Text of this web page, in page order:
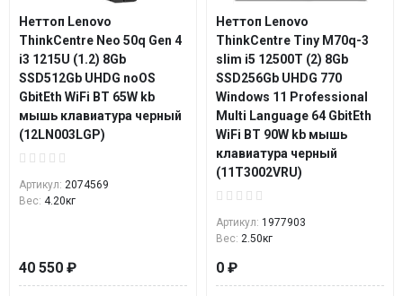
Неттоп Lenovo
ThinkCentre Neo 50q Gen 4
i3 1215U (1.2) 8Gb
SSD512Gb UHDG noOS
GbitEth WiFi BT 65W kb
мышь клавиатура черный
(12LN003LGP)
Артикул: 2074569
Вес: 4.20кг
40 550 ₽
Неттоп Lenovo
ThinkCentre Tiny M70q-3
slim i5 12500T (2) 8Gb
SSD256Gb UHDG 770
Windows 11 Professional
Multi Language 64 GbitEth
WiFi BT 90W kb мышь
клавиатура черный
(11T3002VRU)
Артикул: 1977903
Вес: 2.50кг
0 ₽